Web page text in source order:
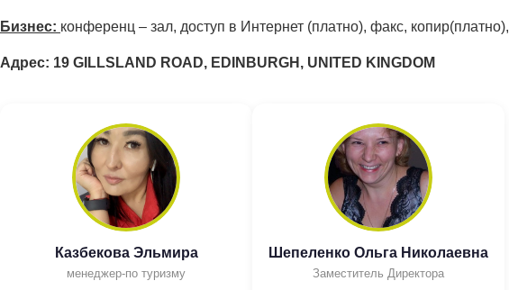
Бизнес: конференц – зал, доступ в Интернет (платно), факс, копир(платно),
Адрес: 19 GILLSLAND ROAD, EDINBURGH, UNITED KINGDOM
Казбекова Эльмира
менеджер-по туризму
Шепеленко Ольга Николаевна
Заместитель Директора